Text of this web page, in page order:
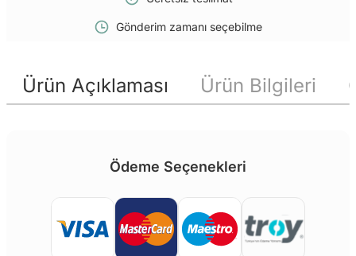
Gönderim zamanı seçebilme
Ürün Açıklaması Ürün Bilgileri
Ödeme Seçenekleri